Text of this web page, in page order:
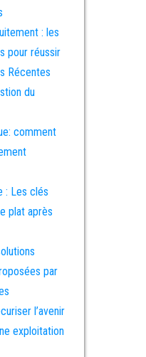
: les
pour réussir
Récentes
du
comment
: Les clés
plat après
par
l’avenir
exploitation